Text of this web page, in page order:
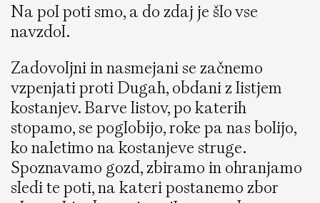
Na pol poti smo, a do zdaj je šlo vse
navzdol.
Zadovoljni in nasmejani se začnemo
vzpenjati proti Dugah, obdani z listjem
kostanjev. Barve listov, po katerih
stopamo, se poglobijo, roke pa nas bolijo,
ko naletimo na kostanjeve struge.
Spoznavamo gozd, zbiramo in ohranjamo
sledi te poti, na kateri postanemo zbor